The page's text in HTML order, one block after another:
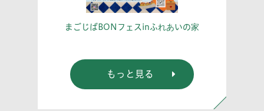
まごじばBONフェスinふれあいの家
もっと見る